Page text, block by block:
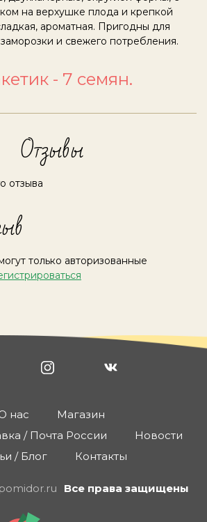
на верхушке плода и крепкой
ароматная. Пригодны для
и свежего потребления.
- 7 семян.
Отзывы
отзыва
только авторизованные
нас
Магазин
/ Почта России
Новости
/ Блог
Контакты
Все права защищены